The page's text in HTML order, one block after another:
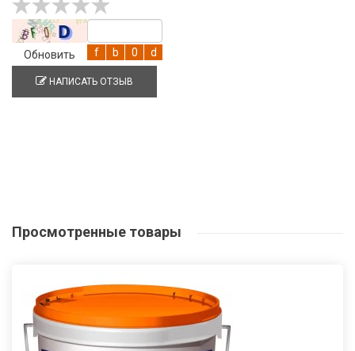
Обновить
НАПИСАТЬ ОТЗЫВ
Просмотренные товары